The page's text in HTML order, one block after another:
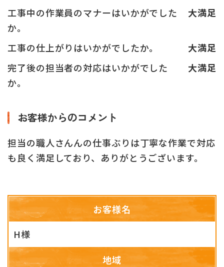
工事中の作業員のマナーはいかがでした
か。
大満足
工事の仕上がりはいかがでしたか。
大満足
完了後の担当者の対応はいかがでした
か。
大満足
お客様からのコメント
担当の職人さんんの仕事ぶりは丁寧な作業で対応
も良く満足しており、ありがとうございます。
お客様名
H様
地域